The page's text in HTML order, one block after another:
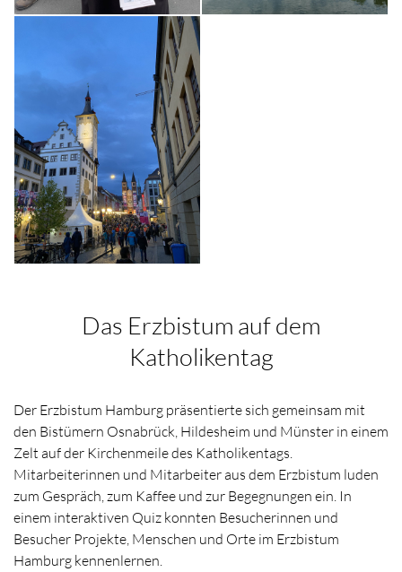
Das Erzbistum auf dem
Katholikentag
Der Erzbistum Hamburg präsentierte sich gemeinsam mit
den Bistümern Osnabrück, Hildesheim und Münster in einem
Zelt auf der Kirchenmeile des Katholikentags.
Mitarbeiterinnen und Mitarbeiter aus dem Erzbistum luden
zum Gespräch, zum Kaffee und zur Begegnungen ein. In
einem interaktiven Quiz konnten Besucherinnen und
Besucher Projekte, Menschen und Orte im Erzbistum
Hamburg kennenlernen.